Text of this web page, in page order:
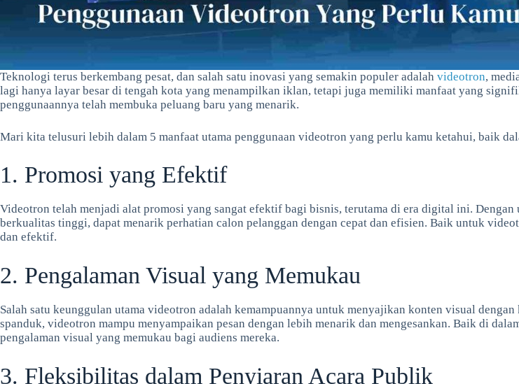
Teknologi terus berkembang pesat, dan salah satu inovasi yang semakin populer adalah videotron,
lagi hanya layar besar di tengah kota yang menampilkan iklan, tetapi juga memiliki manfaat yang
penggunaannya telah membuka peluang baru yang menarik.
Mari kita telusuri lebih dalam 5 manfaat utama penggunaan videotron yang perlu kamu ketahui, baik
1. Promosi yang Efektif
Videotron telah menjadi alat promosi yang sangat efektif bagi bisnis, terutama di era digital ini.
berkualitas tinggi, dapat menarik perhatian calon pelanggan dengan cepat dan efisien. Baik untuk
dan efektif.
2. Pengalaman Visual yang Memukau
Salah satu keunggulan utama videotron adalah kemampuannya untuk menyajikan konten visual
spanduk, videotron mampu menyampaikan pesan dengan lebih menarik dan mengesankan. Baik di
pengalaman visual yang memukau bagi audiens mereka.
3. Fleksibilitas dalam Penyiaran Acara Publik